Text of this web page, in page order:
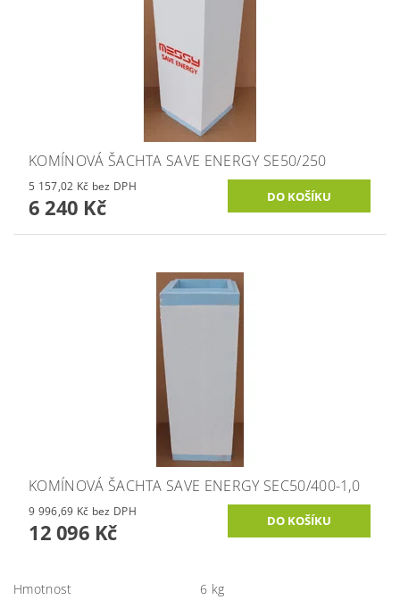
KOMÍNOVÁ ŠACHTA SAVE ENERGY SE50/250
5 157,02 Kč bez DPH
6 240 Kč
KOMÍNOVÁ ŠACHTA SAVE ENERGY SEC50/400-1,0
9 996,69 Kč bez DPH
12 096 Kč
Hmotnost 6 kg